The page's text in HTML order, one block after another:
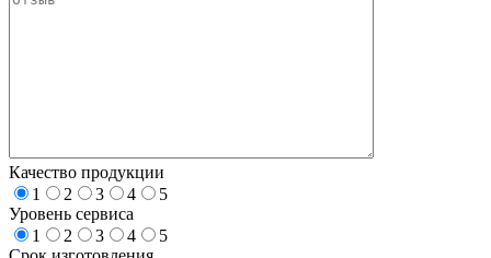
Качество продукции
1
2 3 4
5
Уровень сервиса
1
2 3 4
5